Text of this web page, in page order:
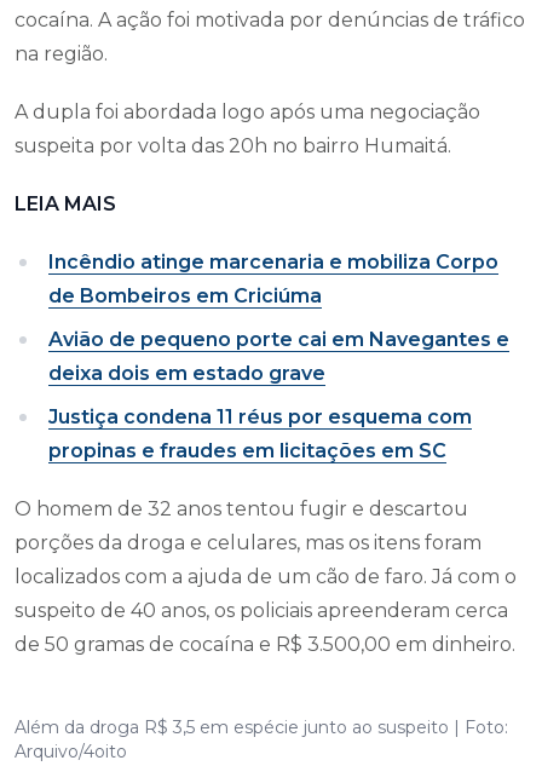
cocaína. A ação foi motivada por denúncias de tráfico
na região.
A dupla foi abordada logo após uma negociação
suspeita por volta das 20h no bairro Humaitá.
LEIA MAIS
Incêndio atinge marcenaria e mobiliza Corpo
de Bombeiros em Criciúma
Avião de pequeno porte cai em Navegantes e
deixa dois em estado grave
Justiça condena 11 réus por esquema com
propinas e fraudes em licitações em SC
O homem de 32 anos tentou fugir e descartou
porções da droga e celulares, mas os itens foram
localizados com a ajuda de um cão de faro. Já com o
suspeito de 40 anos, os policiais apreenderam cerca
de 50 gramas de cocaína e R$ 3.500,00 em dinheiro.
Além da droga R$ 3,5 em espécie junto ao suspeito | Foto:
Arquivo/4oito